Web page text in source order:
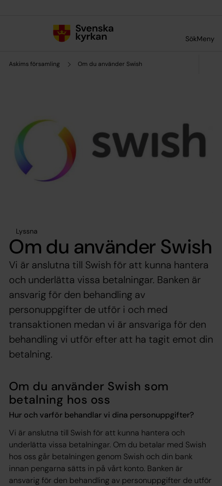
SökMeny
Askims församling Om du använder Swish
Lyssna
Om du använder Swish
Vi är anslutna till Swish för att kunna hantera
och underlätta vissa betalningar. Banken är
ansvarig för den behandling av
personuppgifter de utför i och med
transaktionen medan vi är ansvariga för den
behandling vi utför efter att ha tagit emot din
betalning.
Om du använder Swish som
betalning hos oss
Hur och varför behandlar vi dina personuppgifter?
Vi är anslutna till Swish för att kunna hantera och
underlätta vissa betalningar. Om du betalar med Swish
hos oss går betalningen genom Swish och din bank
innan pengarna sätts in på vårt konto. Banken är
ansvarig för den behandling av personuppgifter de utför